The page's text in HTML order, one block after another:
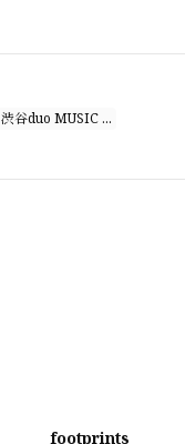
渋谷duo MUSIC ...
footprints